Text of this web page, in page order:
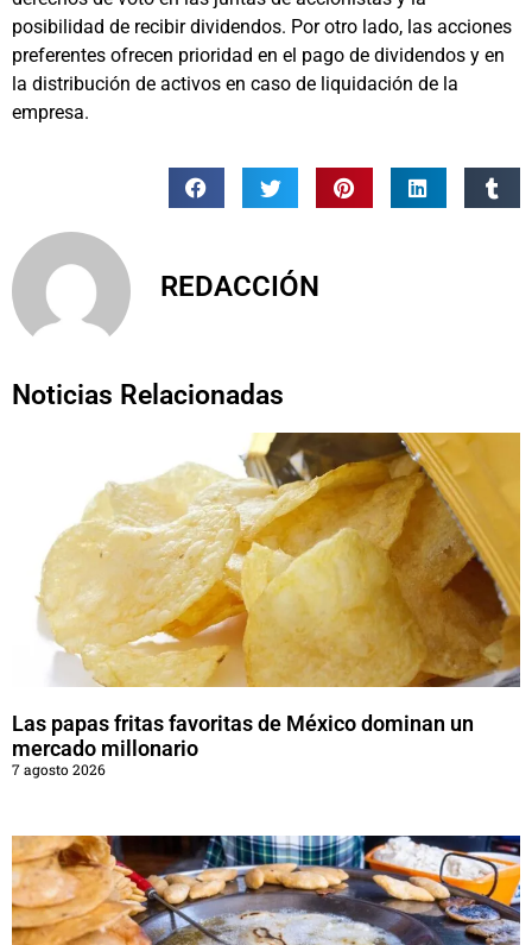
posibilidad de recibir dividendos. Por otro lado, las acciones
preferentes ofrecen prioridad en el pago de dividendos y en
la distribución de activos en caso de liquidación de la
empresa.
REDACCIÓN
Noticias Relacionadas
Las papas fritas favoritas de México dominan un
mercado millonario
7 agosto 2026